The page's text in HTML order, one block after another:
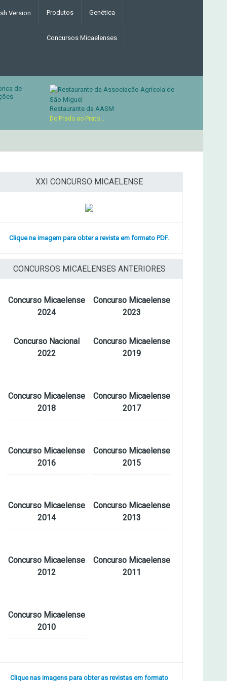
Produtos Genética
Concursos Micaelenses
de
Restaurante da AASM
Do Prado ao Prato...
XXI CONCURSO MICAELENSE
Clique na imagem para obter a revista em formato PDF.
CONCURSOS MICAELENSES ANTERIORES
Concurso Micaelense
2024
Concurso Micaelense
2023
Concurso Nacional
2022
Concurso Micaelense
2019
Concurso Micaelense
2018
Concurso Micaelense
2017
Concurso Micaelense
2016
Concurso Micaelense
2015
Concurso Micaelense
2014
Concurso Micaelense
2013
Concurso Micaelense
2012
Concurso Micaelense
2011
Concurso Micaelense
2010
Clique nas imagens para obter as revistas em formato